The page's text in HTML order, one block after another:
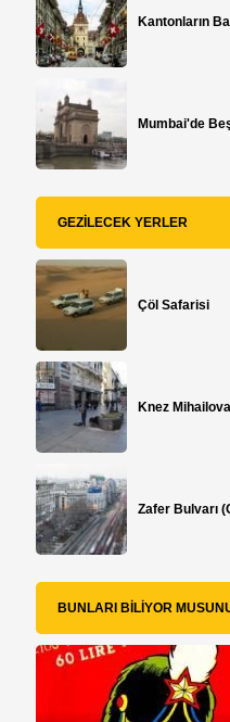
Kantonların
Mumbai'de
GEZILECEK YERLER
Çöl Safarisi
Knez Mihailova
Zafer Bulvarı
BUNLARI BILIYOR